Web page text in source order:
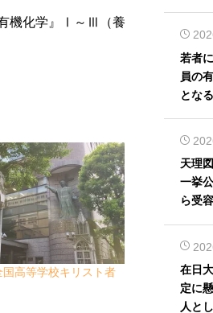
有機化学』Ⅰ～Ⅲ（養
高等学校キリスト者
若者
員の
とな
天理
一挙
ら受
在日
定に
人と